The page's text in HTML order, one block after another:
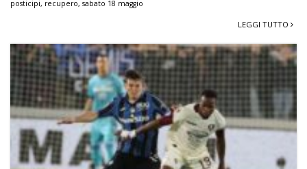
posticipi, recupero, sabato 18 maggio
LEGGI TUTTO